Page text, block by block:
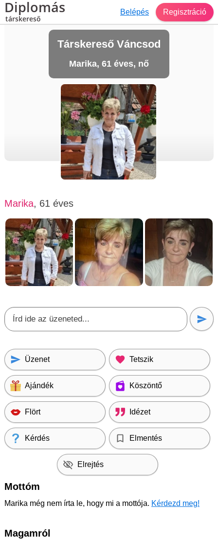
Diplomás
társkereső
Belépés Regisztráció
Társkereső Váncsod
Marika, 61 éves, nő
Marika, 61 éves
Üzenet Tetszik
Ajándék Köszöntő
Flört Idézet
Kérdés Elmentés
Elrejtés
Mottóm
Marika még nem írta le, hogy mi a mottója. Kérdezd meg!
Magamról